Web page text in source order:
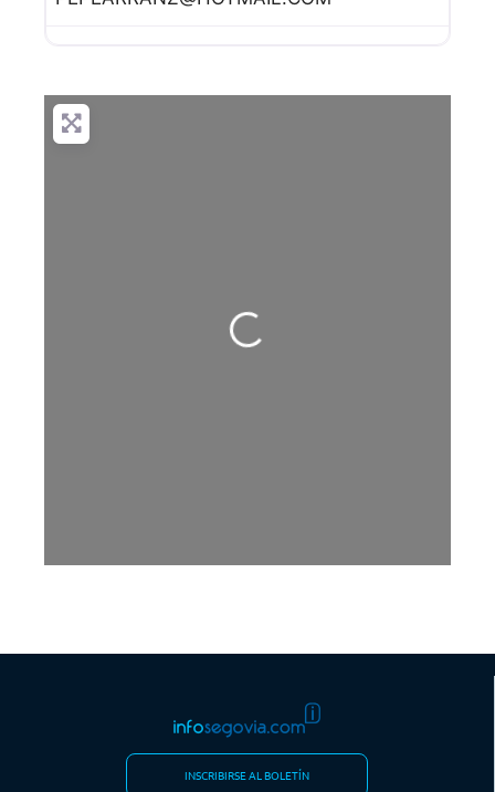
Cargando…
INSCRIBIRSE AL BOLETÍN